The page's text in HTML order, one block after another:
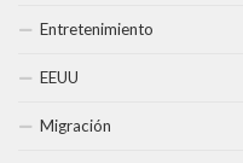
Entretenimiento
EEUU
Migración